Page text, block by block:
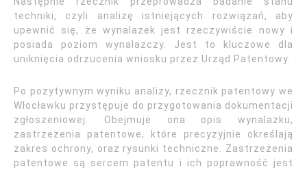
techniki, czyli analizę istniejących rozwiązań, aby
upewnić się, że wynalazek jest rzeczywiście nowy i
posiada poziom wynalazczy. Jest to kluczowe dla
uniknięcia odrzucenia wniosku przez Urząd Patentowy.
Po pozytywnym wyniku analizy, rzecznik patentowy we
Włocławku przystępuje do przygotowania dokumentacji
zgłoszeniowej. Obejmuje ona opis wynalazku,
zastrzeżenia patentowe, które precyzyjnie określają
zakres ochrony, oraz rysunki techniczne. Zastrzeżenia
patentowe są sercem patentu i ich poprawność jest